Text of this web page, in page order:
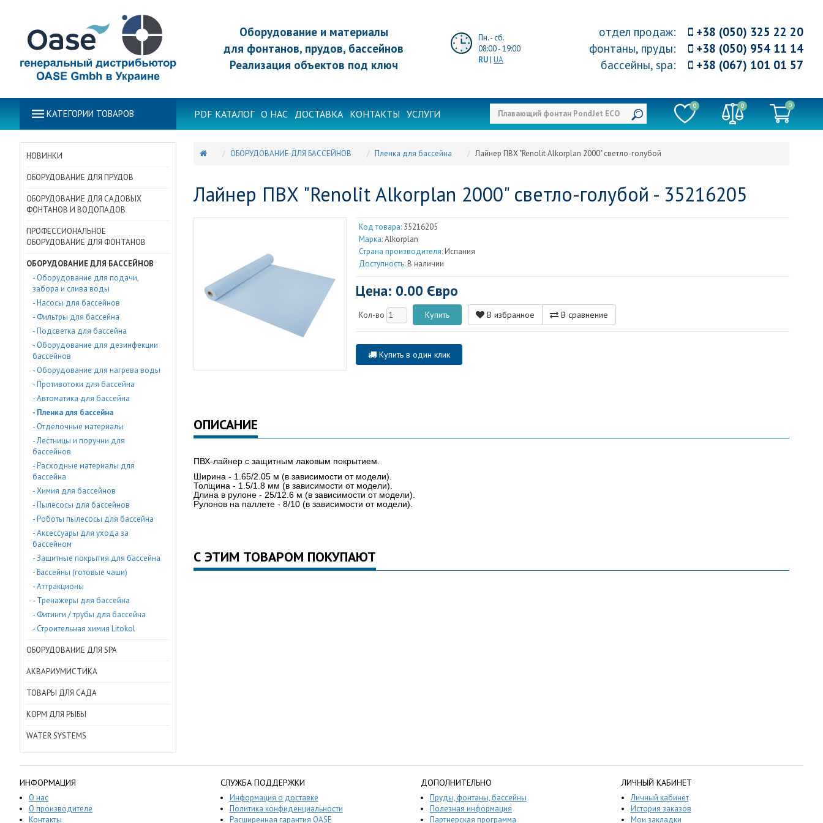
Оборудование и материалы
для фонтанов, прудов, бассейнов
Реализация объектов под ключ
Пн. - сб.
08:00 - 19:00
RU| UA
отдел продаж:
+38 (050) 325 22 20
фонтаны, пруды:
+38 (050) 954 11 14
бассейны, spa: +38 (067) 101 01 57
КАТЕГОРИИ ТОВАРОВ PDF КАТАЛОГ О НАС ДОСТАВКА КОНТАКТЫ УСЛУГИ
0 0 0
НОВИНКИ
ОБОРУДОВАНИЕ ДЛЯ ПРУДОВ
ОБОРУДОВАНИЕ ДЛЯ САДОВЫХ
ФОНТАНОВ И ВОДОПАДОВ
ПРОФЕССИОНАЛЬНОЕ
ОБОРУДОВАНИЕ ДЛЯ ФОНТАНОВ
ОБОРУДОВАНИЕ ДЛЯ БАССЕЙНОВ
- Оборудование для подачи,
забора и слива воды
- Насосы для бассейнов
- Фильтры для бассейна
- Подсветка для бассейна
- Оборудование для дезинфекции
бассейнов
- Оборудование для нагрева воды
- Противотоки для бассейна
- Автоматика для бассейна
- Пленка для бассейна
- Отделочные материалы
- Лестницы и поручни для
бассейнов
- Расходные материалы для
бассейна
- Химия для бассейнов
- Пылесосы для бассейнов
- Роботы пылесосы для бассейна
- Аксессуары для ухода за
бассейном
- Защитные покрытия для бассейна
- Бассейны (готовые чаши)
- Аттракционы
- Тренажеры для бассейна
- Фитинги / трубы для бассейна
- Строительная химия Litokol
ОБОРУДОВАНИЕ ДЛЯ SPA
АКВАРИУМИСТИКА
ТОВАРЫ ДЛЯ САДА
КОРМ ДЛЯ РЫБЫ
WATER SYSTEMS
ОБОРУДОВАНИЕ ДЛЯ БАССЕЙНОВ Пленка для бассейна Лайнер ПВХ "Renolit Alkorplan 2000" светло-голубой
Лайнер ПВХ "Renolit Alkorplan 2000" светло-голубой - 35216205
Код товара: 35216205
Марка:Alkorplan
Страна производителя: Испания
Доступность: В наличии
Цена: 0.00 Євро
Кол-во В избранное В сравнение
Купить в один клик
ОПИСАНИЕ
ПВХ-лайнер с защитным лаковым покрытием.
Ширина - 1.65/2.05 м (в зависимости от модели).
Толщина - 1.5/1.8 мм (в зависимости от модели).
Длина в рулоне - 25/12.6 м (в зависимости от модели).
Рулонов на паллете - 8/10 (в зависимости от модели).
С ЭТИМ ТОВАРОМ ПОКУПАЮТ
ИНФОРМАЦИЯ
О нас
О производителе
Контакты
СЛУЖБА ПОДДЕРЖКИ
Информация о доставке
Политика конфиденциальности
Расширенная гарантия OASE
ДОПОЛНИТЕЛЬНО
Пруды, фонтаны, бассейны
Полезная информация
Партнерская программа
ЛИЧНЫЙ КАБИНЕТ
Личный кабинет
История заказов
Мои закладки